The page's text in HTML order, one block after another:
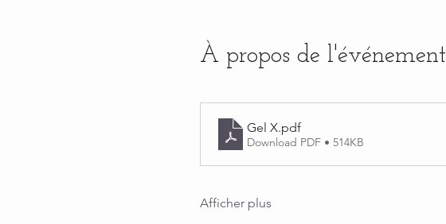
À propos de l'événement
Gel X.pdf
Download PDF • 514KB
Afficher plus